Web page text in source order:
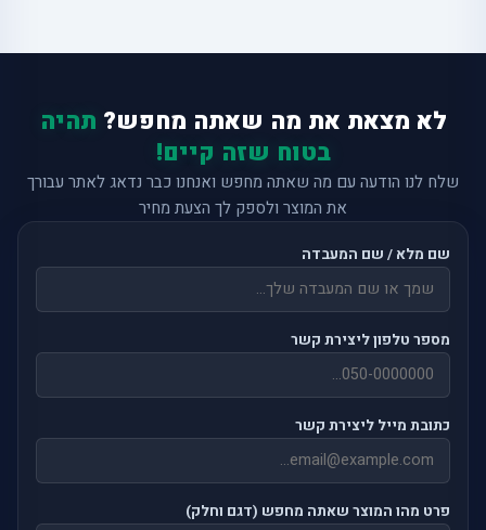
לא מצאת את מה שאתה מחפש? תהיה
בטוח שזה קיים!
שלח לנו הודעה עם מה שאתה מחפש ואנחנו כבר נדאג לאתר עבורך
את המוצר ולספק לך הצעת מחיר
שם מלא / שם המעבדה
מספר טלפון ליצירת קשר
כתובת מייל ליצירת קשר
פרט מהו המוצר שאתה מחפש (דגם וחלק)